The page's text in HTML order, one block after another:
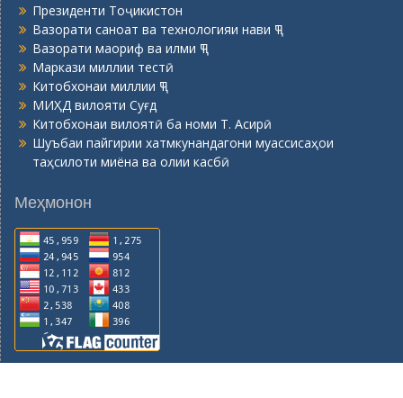
Президенти Тоҷикистон
Вазорати саноат ва технологияи нави ҶТ
Вазорати маориф ва илми ҶТ
Маркази миллии тестӣ
Китобхонаи миллии ҶТ
МИҲД вилояти Суғд
Китобхонаи вилоятӣ ба номи Т. Асирӣ
Шуъбаи пайгирии хатмкунандагони муассисаҳои
таҳсилоти миёна ва олии касбӣ
Меҳмонон